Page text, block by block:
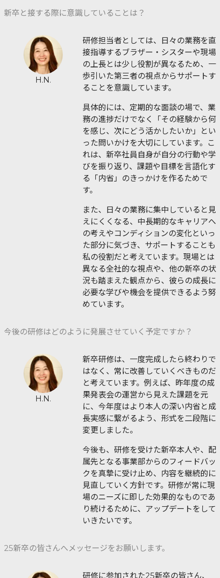
新卒と接する際に意識していることは？
H.N.
研修担当者としては、日々の業務を直
接指導するブラザー・シスターや現場
の上長とは少し役割が異なるため、一
歩引いた第三者の視点からサポートす
ることを意識しています。
具体的には、定期的な面談の場で、業
務の進捗だけでなく「その経験から何
を感じ、次にどう活かしたいか」とい
った問いかけを大切にしています。こ
れは、新卒社員自身が自分の行動や学
びを振り返り、課題や目標を言語化す
る「内省」のきっかけを作るためで
す。
また、日々の業務に集中していると見
えにくくなる、中長期的なキャリアへ
の考えやコンディションの変化といっ
た部分に気づき、サポートすることも
私の役割だと考えています。現場とは
異なる全社的な視点や、他の新卒の状
況も踏まえた観点から、彼らの成長に
必要な学びや機会を提供できるよう努
めています。
今後の研修はどのように発展させていく予定ですか？
H.N.
新卒研修は、一度完成したら終わりで
はなく、常に改善していくべきものだ
と考えています。例えば、昨年度の成
果発表会の運営から見えた課題を元
に、今年度はより本人の深い内省と成
長実感に繋がるよう、形式を二段階に
変更しました。
今後も、研修を受けた新卒本人や、配
属先となる事業部からのフィードバッ
クを真摯に受け止め、内容を継続的に
見直していく方針です。研修が常に現
場のニーズに即した効果的なものであ
り続けるために、アップデートをして
いきたいです。
25新卒の皆さんへメッセージをお願いします。
研修に参加された25新卒の皆さん、